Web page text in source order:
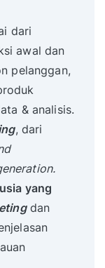
dari
awal dan
pelanggan,
& analisis.
, dari
yang
dan